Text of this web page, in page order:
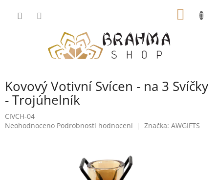
Kovový Votivní Svícen - na 3 Svíčky
- Trojúhelník
CIVCH-04
Průměrné
Neohodnoceno Podrobnosti hodnocení Značka: AWGIFTS